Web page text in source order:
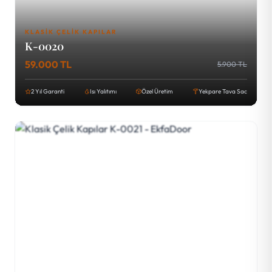
KLASIK ÇELIK KAPILAR
K-0020
59.000 TL 5.900 TL
2 Yıl Garanti Isı Yalıtımı Özel Üretim Yekpare Tava Sac